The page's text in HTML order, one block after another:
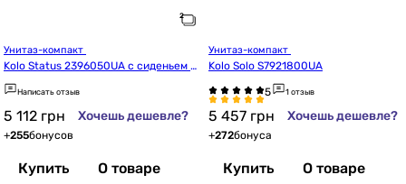
Kolo Status 2396050UA с сиденьем и
з дюропласта
Написать отзыв
5 112 грн Хочешь дешевле?
+255бонусов
Купить О товаре
Kolo Solo S7921800UA
1 отзыв
5 457 грн Хочешь дешевле?
+272бонуса
Купить О товаре